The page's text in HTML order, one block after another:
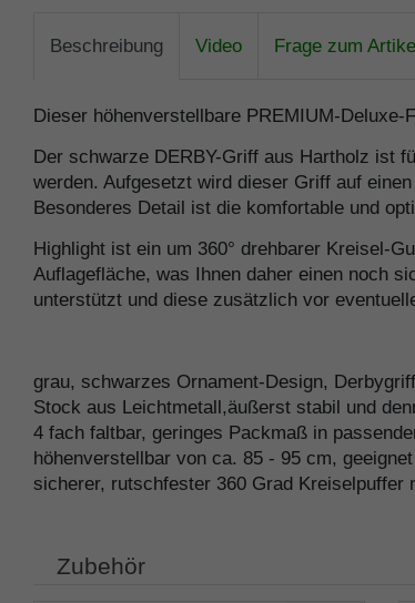
Beschreibung Video Frage zum Artikel
Dieser höhenverstellbare PREMIUM-
Der schwarze DERBY-Griff aus Hartholz ist
werden. Aufgesetzt wird dieser Griff auf
Besonderes Detail ist die komfortable und
Highlight ist ein um 360° drehbarer Kreisel-
Auflagefläche, was Ihnen daher einen noch
unterstützt und diese zusätzlich vor
grau, schwarzes Ornament-Design,
Stock aus Leichtmetall,äußerst stabil und
4 fach faltbar, geringes Packmaß in
höhenverstellbar von ca. 85 - 95 cm,
sicherer, rutschfester 360 Grad Kreiselpuffer
Zubehör